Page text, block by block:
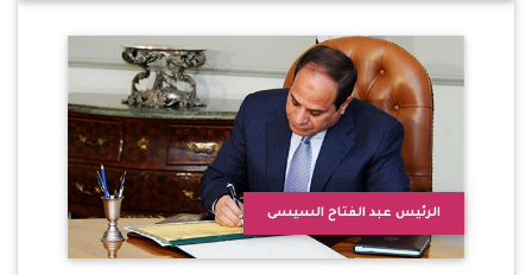
الرئيس عبد الفتاح السيسى